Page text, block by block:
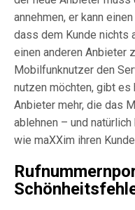
annehmen, er kann
dass dem Kunde nichts
einen anderen Anbieter
Mobilfunknutzer den
nutzen möchten, gibt
Anbieter mehr, die das
ablehnen – und
wie maXXim ihren